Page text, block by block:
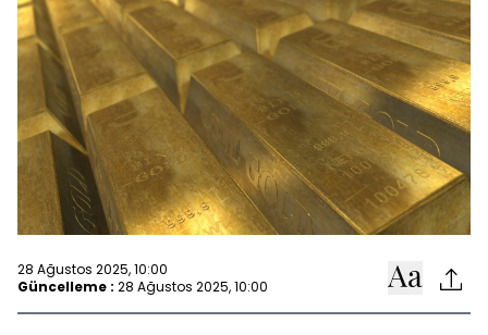
28 Ağustos 2025, 10:00
Güncelleme : 28 Ağustos 2025, 10:00